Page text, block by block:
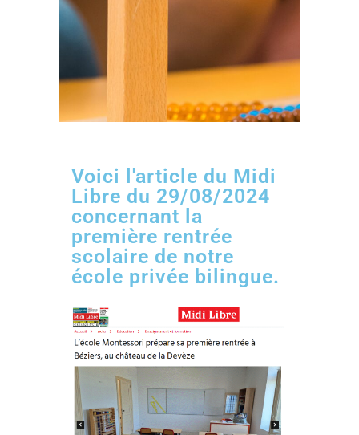
Voici l'article du Midi
Libre du 29/08/2024
concernant la
première rentrée
scolaire de notre
école privée bilingue.